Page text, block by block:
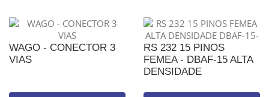
WAGO - CONECTOR 3
VIAS
RS 232 15 PINOS
FEMEA - DBAF-15 ALTA
DENSIDADE